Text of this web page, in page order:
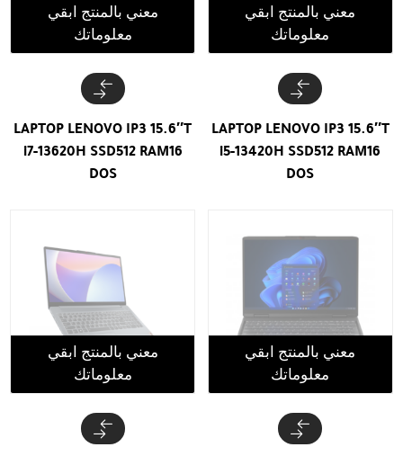
معني بالمنتج ابقي
معلوماتك
LAPTOP LENOVO IP3 15.6″T
i5-13420H SSD512 RAM16
DOS
معني بالمنتج ابقي
معلوماتك
LAPTOP LENOVO IP3 15.6″T
i7-13620H SSD512 RAM16
DOS
معني بالمنتج ابقي
معلوماتك
معني بالمنتج ابقي
معلوماتك